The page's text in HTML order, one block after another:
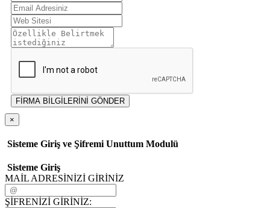
FİRMA BİLGİLERİNİ GÖNDER
×
Sisteme Giriş ve Şifremi Unuttum Modulü
Sisteme Giriş
MAİL ADRESİNİZİ GİRİNİZ
ŞİFRENİZİ GİRİNİZ: